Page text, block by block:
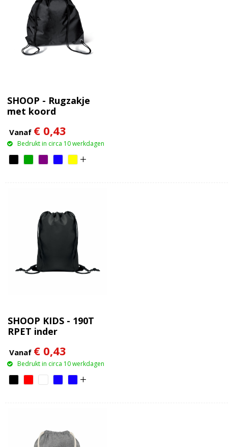
SHOOP - Rugzakje
met koord
Vanaf € 0,43
Bedrukt in circa 10 werkdagen
SHOOP KIDS - 190T
RPET inder
Vanaf € 0,43
Bedrukt in circa 10 werkdagen